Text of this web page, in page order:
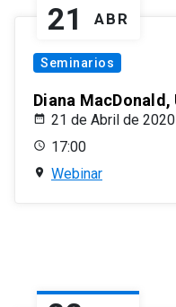
21 ABR
Seminarios
Diana
21 de Abril de 2020
17:00
Webinar